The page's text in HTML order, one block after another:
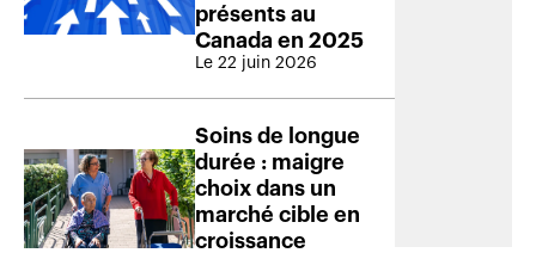
présents au
Canada en 2025
Le 22 juin 2026
Soins de longue
durée : maigre
choix dans un
marché cible en
croissance